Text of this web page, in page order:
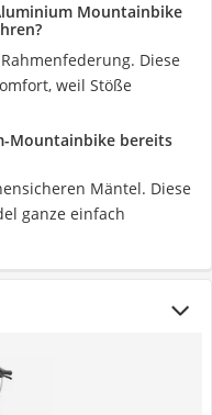
Mountainbike
Diese
weil Stöße
Mountainbike bereits
Mäntel. Diese
ganze einfach